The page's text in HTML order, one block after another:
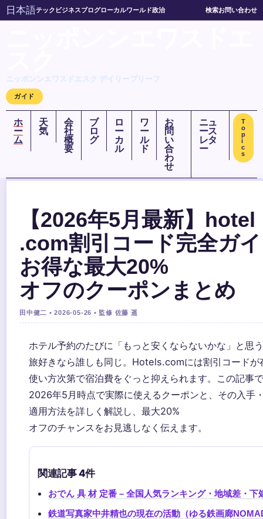
日本語テック ビジネスブログローカルワールド政治 検索お問い合わせ
ニッポンンエワスドエスク デイリーブリーフ
ガイド
ホ
ー
ム
天
気
会
社
概
要
ブ
ロ
グ
ロ
ー
カ
ル
ワ
ー
ル
ド
お
問
い
合
わ
せ
ニュ
ース
レタ
ー
T
o
p
i
c
s
【2026年5月最新】hotel
.com割引コード完全ガ
お得な最大20%
オフのクーポンまとめ
田中健二 • 2026-05-26 • 監修 佐藤 遥
ホテル予約のたびに「もっと安くならないかな」と思
旅好きなら誰しも同じ。Hotels.comには割引コードが
使い方次第で宿泊費をぐっと抑えられます。この記事
2026年5月時点で実際に使えるクーポンと、その入手
適用方法を詳しく解説し、最大20%
オフのチャンスをお見逃しなく伝えます。
関連記事 4件
おでん 具 材 定番 – 全国人気ランキング・地域差・下
鉄道写真家中井精也の現在の活動（ゆる鉄画廊